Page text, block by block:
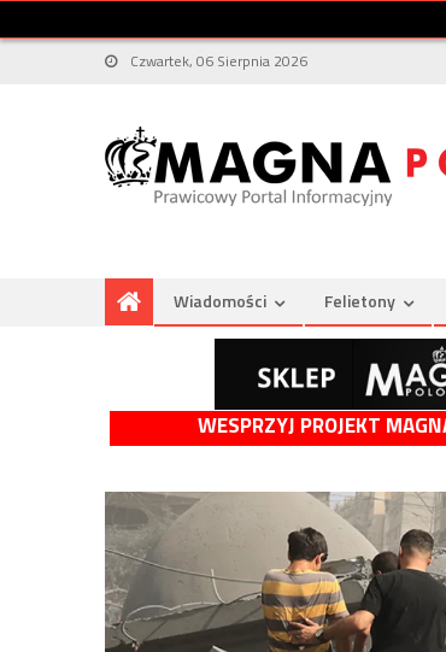
Czwartek, 06 Sierpnia 2026
Wiadomości Felietony
WESPRZYJ PROJEKT